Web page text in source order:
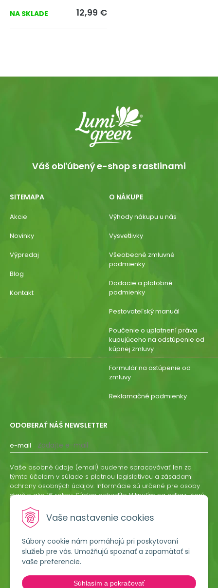
Vaše nastavenie cookies
Súbory cookie nám pomáhajú pri poskytovaní
služieb pre vás. Umožňujú spoznať a zapamätať si
vaše preferencie.
Súhlasím a pokračovať
NA SKLADE 12,99 €
Lumigreen, s.r.o.
Váš obľúbený e-shop s rastlinami
SITEMAPA
Akcie
Novinky
Výpredaj
Blog
Kontakt
O NÁKUPE
Výhody nákupu u nás
Vysvetlivky
Všeobecné zmluvné
podmienky
Dodacie a platobné
podmienky
Pestovateľský manuál
Poučenie o uplatnení práva
kupujúceho na odstúpenie od
kúpnej zmluvy
Formulár na ostúpenie od
zmluvy
Reklamačné podmienky
ODOBERAŤ NÁŠ NEWSLETTER
e-mail
ODOBERAŤ
Vaše osobné údaje (email) budeme spracovávať len za
týmto účelom v súlade s platnou legislatívou a zásadami
ochrany osobných údajov. Informácie sú určené pre osoby
staršie ako 16 rokov. Súhlas potvrdíte kliknutím na odkaz, ktorý
odvolať písomne, emailom alebo kliknutím na odkaz z
ktoréhokoľvek informačného emailu.